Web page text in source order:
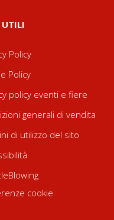
Policy
Policy
policy eventi e fiere
generali di vendita
di utilizzo del sito
cookie